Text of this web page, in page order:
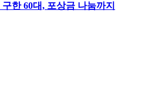
한 60대, 포상금 나눔까지